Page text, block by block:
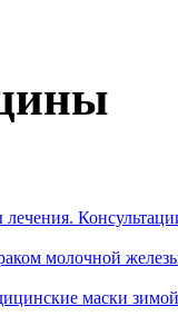
молочной
маски зимой